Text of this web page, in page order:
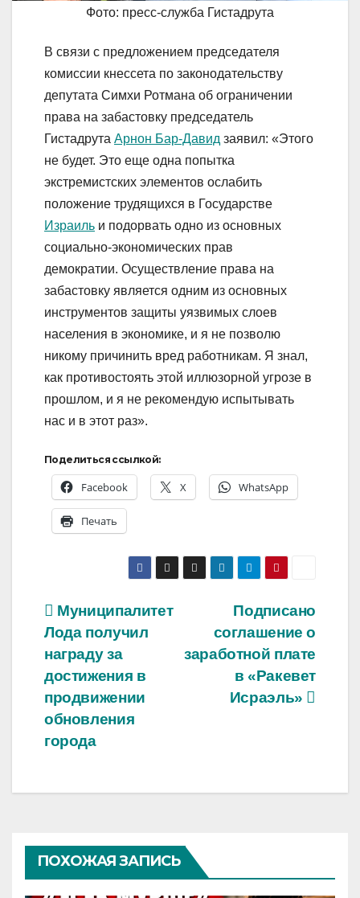
Фото: пресс-служба Гистадрута
В связи с предложением председателя
комиссии кнессета по законодательству
депутата Симхи Ротмана об ограничении
права на забастовку председатель
Гистадрута Арнон Бар-Давид заявил: «Этого
не будет. Это еще одна попытка
экстремистских элементов ослабить
положение трудящихся в Государстве
Израиль и подорвать одно из основных
социально-экономических прав
демократии. Осуществление права на
забастовку является одним из основных
инструментов защиты уязвимых слоев
населения в экономике, и я не позволю
никому причинить вред работникам. Я знал,
как противостоять этой иллюзорной угрозе в
прошлом, и я не рекомендую испытывать
нас и в этот раз».
Поделиться ссылкой:
Facebook X WhatsApp
Печать
Навигация
по
записям
Подписано
соглашение о
заработной плате
в «Ракевет
Исраэль»
Муниципалитет
Лода получил
награду за
достижения в
продвижении
обновления
города
ПОХОЖАЯ ЗАПИСЬ